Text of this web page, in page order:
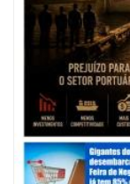
08/08/2026 | 07:00